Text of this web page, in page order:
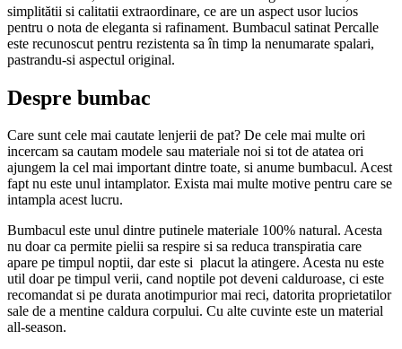
simplitătii si calitatii extraordinare, ce are un aspect usor lucios
pentru o nota de eleganta si rafinament. Bumbacul satinat Percalle
este recunoscut pentru rezistenta sa în timp la nenumarate spalari,
pastrandu-si aspectul original.
Despre bumbac
Care sunt cele mai cautate lenjerii de pat? De cele mai multe ori
incercam sa cautam modele sau materiale noi si tot de atatea ori
ajungem la cel mai important dintre toate, si anume bumbacul. Acest
fapt nu este unul intamplator. Exista mai multe motive pentru care se
intampla acest lucru.
Bumbacul este unul dintre putinele materiale 100% natural. Acesta
nu doar ca permite pielii sa respire si sa reduca transpiratia care
apare pe timpul noptii, dar este si placut la atingere. Acesta nu este
util doar pe timpul verii, cand noptile pot deveni calduroase, ci este
recomandat si pe durata anotimpurior mai reci, datorita proprietatilor
sale de a mentine caldura corpului. Cu alte cuvinte este un material
all-season.